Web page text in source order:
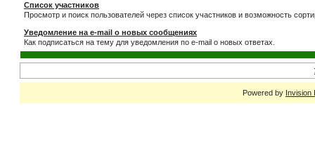
Список участников
Просмотр и поиск пользователей через список участников и возможность
Уведомление на e-mail о новых сообщениях
Как подписаться на тему для уведомления по e-mail о новых ответах.
Powered by Invision